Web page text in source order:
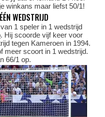
winkans maar liefst 50/1!
WEDSTRIJD
1 speler in 1 wedstrijd
. Hij scoorde vijf keer voor
tegen Kameroen in 1994.
meer scoort in 1 wedstrijd.
66/1 op.